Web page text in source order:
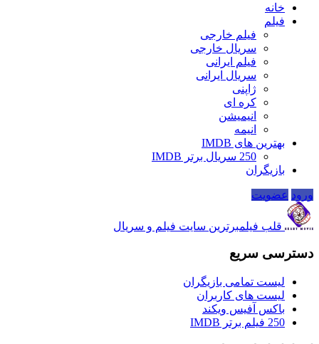
خانه
فیلم
فیلم خارجی
سریال خارجی
فیلم ایرانی
سریال ایرانی
ژاپنی
کره ای
انیمیشن
انیمه
بهترین های IMDB
250 سریال برتر IMDB
بازیگران
ورود عضویت
قلب فیلمبرترین سایت فیلم و سریال
دسترسی سریع
لیست تمامی بازیگران
لیست های کاربران
باکس آفیس ویکند
250 فیلم برتر IMDB